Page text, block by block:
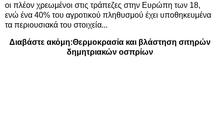
οι πλέον χρεωμένοι στις τράπεζες στην Ευρώπη των 18,
ενώ ένα 40% του αγροτικού πληθυσμού έχει υποθηκευμένα
τα περιουσιακά του στοιχεία...
Διαβάστε ακόμη:Θερμοκρασία και βλάστηση σιτηρών
δημητριακών οσπρίων